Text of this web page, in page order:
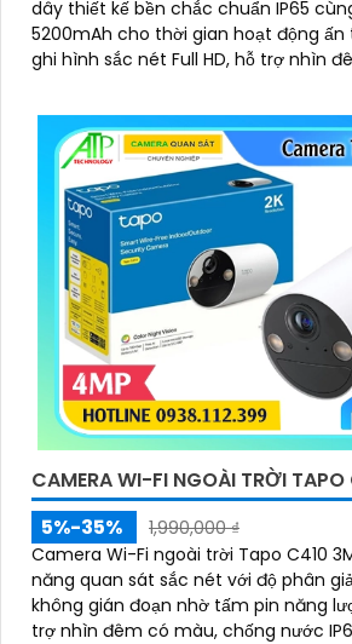
dây thiết kế bền chắc chuẩn IP65
5200mAh cho thời gian hoạt động ấn tượng.
ghi hình sắc nét Full HD, hỗ trợ nhìn
CAMERA WI-FI NGOÀI TRỜI
5%-35%
1,990,000 ₫
Camera Wi-Fi ngoài trời Tapo C410
năng quan sát sắc nét với độ phân
không gián đoạn nhờ tấm pin năng
trợ nhìn đêm có màu, chống nước